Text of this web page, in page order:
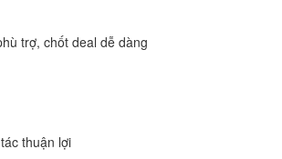
trợ, chốt deal dễ dàng
thuận lợi